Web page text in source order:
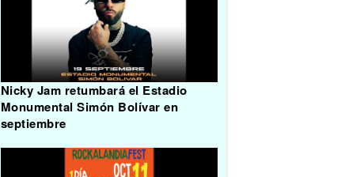
Nicky Jam retumbará el Estadio
Monumental Simón Bolívar en
septiembre